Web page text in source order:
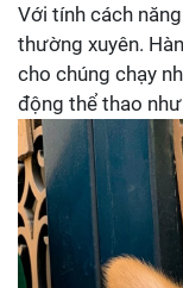
Với tính cách
thường xuyên.
cho chúng chạy
động thể thao